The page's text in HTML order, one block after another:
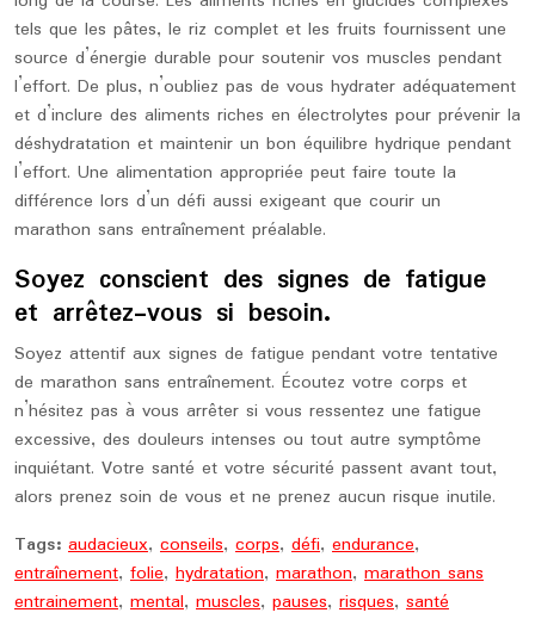
tels que les pâtes, le riz complet et les fruits fournissent une
source d’énergie durable pour soutenir vos muscles pendant
l’effort. De plus, n’oubliez pas de vous hydrater adéquatement
et d’inclure des aliments riches en électrolytes pour prévenir la
déshydratation et maintenir un bon équilibre hydrique pendant
l’effort. Une alimentation appropriée peut faire toute la
différence lors d’un défi aussi exigeant que courir un
marathon sans entraînement préalable.
Soyez conscient des signes de fatigue
et arrêtez-vous si besoin.
Soyez attentif aux signes de fatigue pendant votre tentative
de marathon sans entraînement. Écoutez votre corps et
n’hésitez pas à vous arrêter si vous ressentez une fatigue
excessive, des douleurs intenses ou tout autre symptôme
inquiétant. Votre santé et votre sécurité passent avant tout,
alors prenez soin de vous et ne prenez aucun risque inutile.
Tags: audacieux, conseils, corps, défi, endurance,
entraînement, folie, hydratation, marathon, marathon sans
entrainement, mental, muscles, pauses, risques, santé